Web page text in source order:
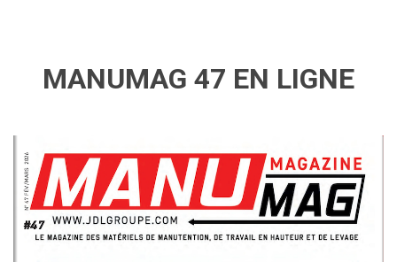
MANUMAG 47 EN LIGNE